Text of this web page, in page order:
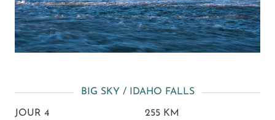
BIG SKY / IDAHO FALLS
JOUR 4 255 KM